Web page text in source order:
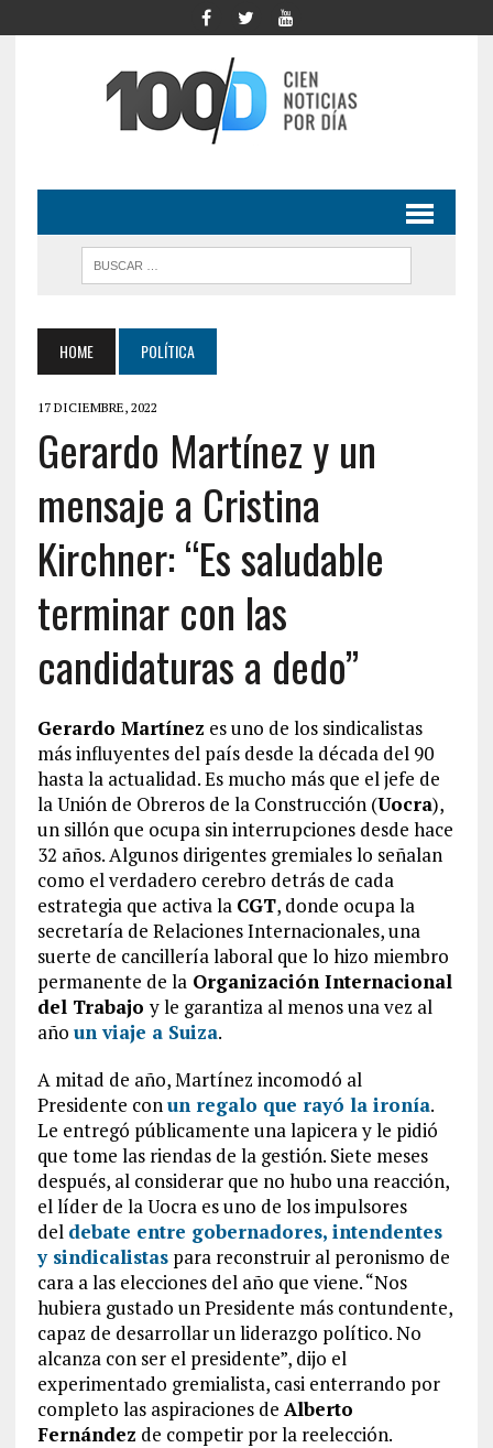
HOME POLÍTICA
17 DICIEMBRE, 2022
Gerardo Martínez y un
mensaje a Cristina
Kirchner: “Es saludable
terminar con las
candidaturas a dedo”
Gerardo Martínez es uno de los sindicalistas
más influyentes del país desde la década del 90
hasta la actualidad. Es mucho más que el jefe de
la Unión de Obreros de la Construcción (Uocra),
un sillón que ocupa sin interrupciones desde hace
32 años. Algunos dirigentes gremiales lo señalan
como el verdadero cerebro detrás de cada
estrategia que activa la CGT, donde ocupa la
secretaría de Relaciones Internacionales, una
suerte de cancillería laboral que lo hizo miembro
permanente de laOrganización Internacional
del Trabajoy le garantiza al menos una vez al
año un viaje a Suiza.
A mitad de año, Martínez incomodó al
Presidente conun regalo que rayó la ironía.
Le entregó públicamente una lapicera y le pidió
que tome las riendas de la gestión. Siete meses
después, al considerar que no hubo una reacción,
el líder de la Uocra es uno de los impulsores
del debate entre gobernadores, intendentes
y sindicalistaspara reconstruir al peronismo de
cara a las elecciones del año que viene. “Nos
hubiera gustado un Presidente más contundente,
capaz de desarrollar un liderazgo político. No
alcanza con ser el presidente”, dijo el
experimentado gremialista, casi enterrando por
completo las aspiraciones de Alberto
Fernández de competir por la reelección.